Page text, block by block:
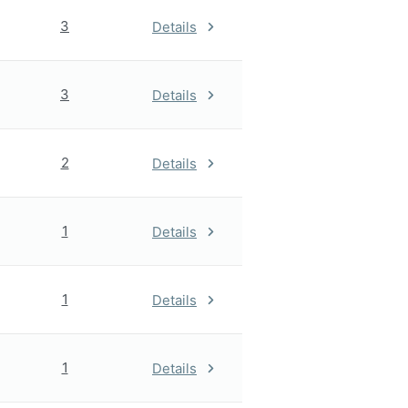
3 Details
3 Details
2 Details
1 Details
1 Details
1 Details